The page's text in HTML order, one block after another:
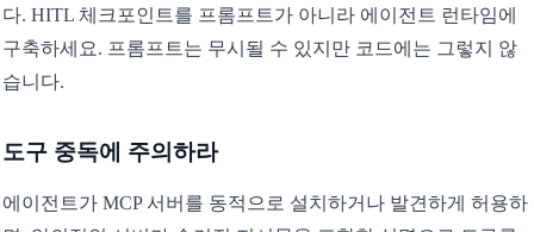
다. HITL 체크포인트를 프롬프트가 아니라 에이전트 런타임에
구축하세요. 프롬프트는 무시될 수 있지만 코드에는 그렇지 않
습니다.
도구 중독에 주의하라
에이전트가 MCP 서버를 동적으로 설치하거나 발견하게 허용하